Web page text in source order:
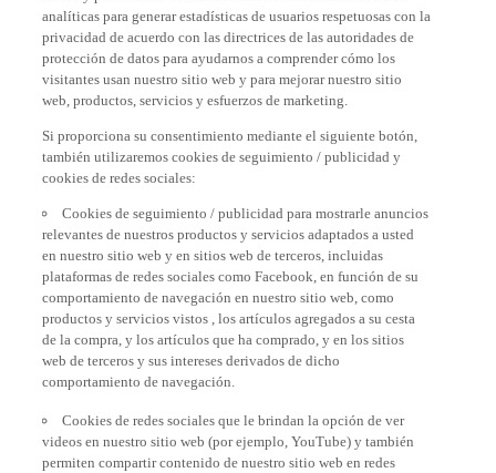
analíticas para generar estadísticas de usuarios respetuosas con la
privacidad de acuerdo con las directrices de las autoridades de
protección de datos para ayudarnos a comprender cómo los
visitantes usan nuestro sitio web y para mejorar nuestro sitio
web, productos, servicios y esfuerzos de marketing.
Si proporciona su consentimiento mediante el siguiente botón,
también utilizaremos cookies de seguimiento / publicidad y
cookies de redes sociales:
Cookies de seguimiento / publicidad para mostrarle anuncios
relevantes de nuestros productos y servicios adaptados a usted
en nuestro sitio web y en sitios web de terceros, incluidas
plataformas de redes sociales como Facebook, en función de su
comportamiento de navegación en nuestro sitio web, como
productos y servicios vistos , los artículos agregados a su cesta
de la compra, y los artículos que ha comprado, y en los sitios
web de terceros y sus intereses derivados de dicho
comportamiento de navegación.
Cookies de redes sociales que le brindan la opción de ver
videos en nuestro sitio web (por ejemplo, YouTube) y también
permiten compartir contenido de nuestro sitio web en redes